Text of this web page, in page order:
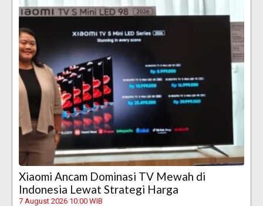
Xiaomi Ancam Dominasi TV Mewah di
Indonesia Lewat Strategi Harga
7 August 2026 10:00 WIB